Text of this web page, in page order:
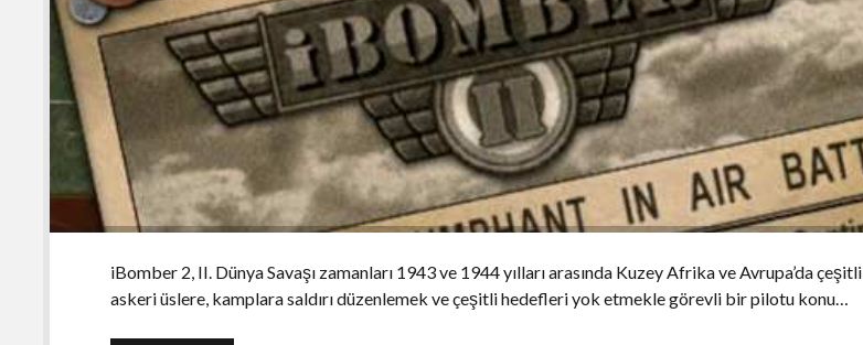
iBomber 2, II. Dünya Savaşı zamanları 1943 ve 1944 yılları arasında Kuzey Afrika ve Avrupa’da çeşitli
askeri üslere, kamplara saldırı düzenlemek ve çeşitli hedefleri yok etmekle görevli bir pilotu konu…